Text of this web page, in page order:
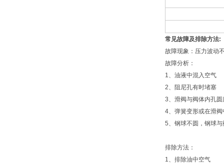
常见故障及排除方法:
故障现象：压力波动
故障分析：
1、油液中混入空气
2、阻尼孔有时堵塞
3、滑阀与阀体内孔
4、弹簧变形或在滑
5、钢球不圆，钢球
排除方法：
1、排除油中空气